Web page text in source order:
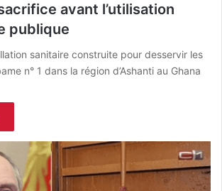
avant l’utilisation
publique
sanitaire construite pour desservir les
n° 1 dans la région d’Ashanti au Ghana